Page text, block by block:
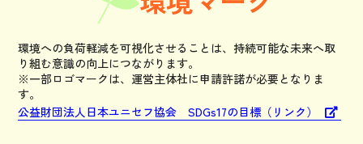
環境への負荷軽減を可視化させることは、持続可能な未来へ取
り組む意識の向上につながります。
※一部ロゴマークは、運営主体社に申請許諾が必要となりま
す。
公益財団法人日本ユニセフ協会 SDGs17の目標（リンク）